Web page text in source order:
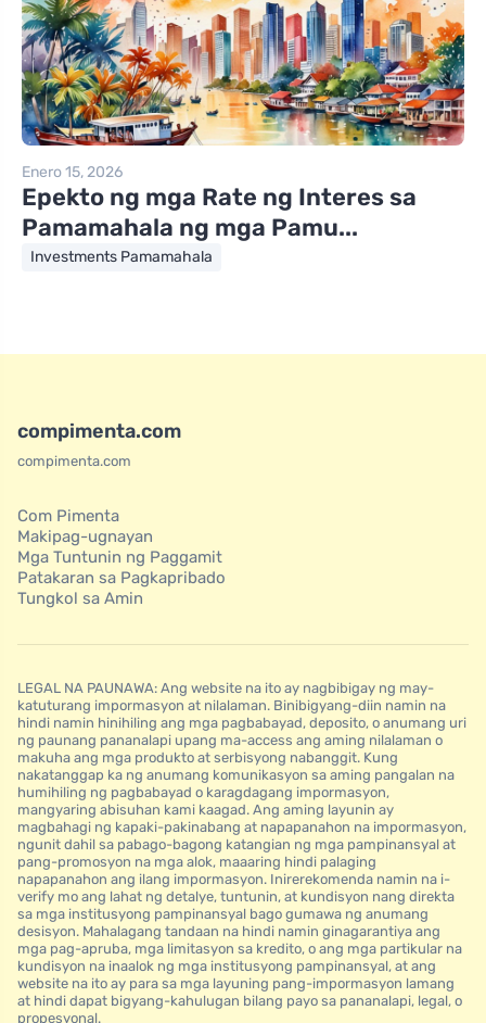
Enero 15, 2026
Epekto ng mga Rate ng Interes sa
Pamamahala ng mga Pamu...
Investments Pamamahala
compimenta.com
compimenta.com
Com Pimenta
Makipag-ugnayan
Mga Tuntunin ng Paggamit
Patakaran sa Pagkapribado
Tungkol sa Amin
LEGAL NA PAUNAWA: Ang website na ito ay nagbibigay ng may-
katuturang impormasyon at nilalaman. Binibigyang-diin namin na
hindi namin hinihiling ang mga pagbabayad, deposito, o anumang uri
ng paunang pananalapi upang ma-access ang aming nilalaman o
makuha ang mga produkto at serbisyong nabanggit. Kung
nakatanggap ka ng anumang komunikasyon sa aming pangalan na
humihiling ng pagbabayad o karagdagang impormasyon,
mangyaring abisuhan kami kaagad. Ang aming layunin ay
magbahagi ng kapaki-pakinabang at napapanahon na impormasyon,
ngunit dahil sa pabago-bagong katangian ng mga pampinansyal at
pang-promosyon na mga alok, maaaring hindi palaging
napapanahon ang ilang impormasyon. Inirerekomenda namin na i-
verify mo ang lahat ng detalye, tuntunin, at kundisyon nang direkta
sa mga institusyong pampinansyal bago gumawa ng anumang
desisyon. Mahalagang tandaan na hindi namin ginagarantiya ang
mga pag-apruba, mga limitasyon sa kredito, o ang mga partikular na
kundisyon na inaalok ng mga institusyong pampinansyal, at ang
website na ito ay para sa mga layuning pang-impormasyon lamang
at hindi dapat bigyang-kahulugan bilang payo sa pananalapi, legal, o
propesyonal.